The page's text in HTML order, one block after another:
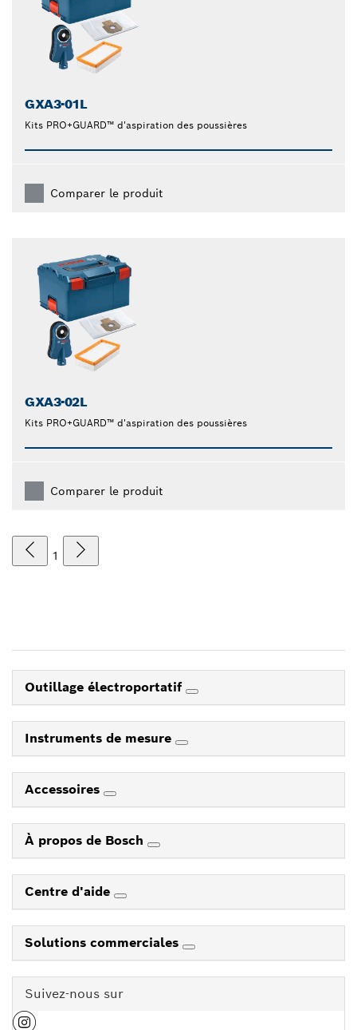
GXA3-01L
Kits PRO+GUARD™ d'aspiration des poussières
Comparer le produit
GXA3-02L
Kits PRO+GUARD™ d'aspiration des poussières
Comparer le produit
1
Outillage électroportatif
Instruments de mesure
Accessoires
À propos de Bosch
Centre d'aide
Solutions commerciales
Suivez-nous sur